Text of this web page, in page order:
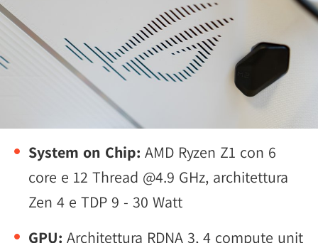
System on Chip: AMD Ryzen Z1 con 6
core e 12 Thread @4.9 GHz, architettura
Zen 4 e TDP 9 - 30 Watt
GPU: Architettura RDNA 3, 4 compute unit